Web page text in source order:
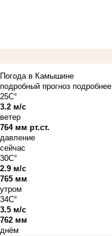
Погода в Камышине
подробный прогноз подробнее
25C°
3.2 м/с
ветер
764 мм рт.ст.
давление
сейчас
30C°
2.9 м/с
765 мм
утром
34C°
3.5 м/с
762 мм
днём